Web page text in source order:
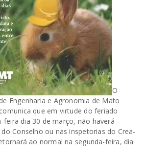
O
Engenharia e Agronomia de Mato
que em virtude do feriado
feira dia 30 de março, não haverá
Conselho ou nas inspetorias do Crea-
ao normal na segunda-feira, dia